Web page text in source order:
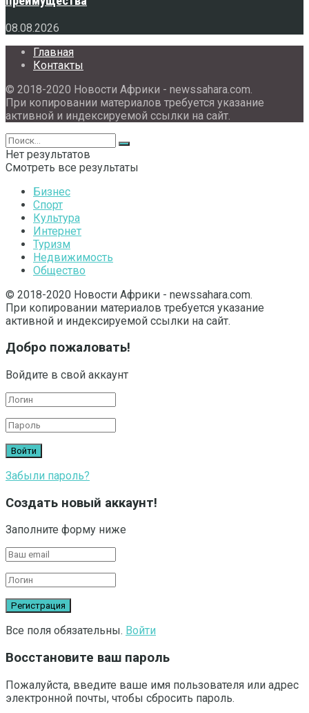
08.08.2026
Главная
Контакты
© 2018-2020 Новости Африки - newssahara.com.
При копировании материалов требуется указание
активной и индексируемой ссылки на сайт.
Нет результатов
Смотреть все результаты
Бизнес
Спорт
Культура
Интернет
Туризм
Недвижимость
Общество
© 2018-2020 Новости Африки - newssahara.com.
При копировании материалов требуется указание
активной и индексируемой ссылки на сайт.
Добро пожаловать!
Войдите в свой аккаунт
Забыли пароль?
Создать новый аккаунт!
Заполните форму ниже
Все поля обязательны. Войти
Восстановите ваш пароль
Пожалуйста, введите ваше имя пользователя или адрес
электронной почты, чтобы сбросить пароль.